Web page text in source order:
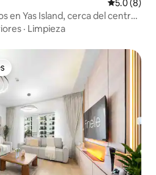
5.0 (8)
en Yas Island, cerca del centro
Yas Marina
· Limpieza